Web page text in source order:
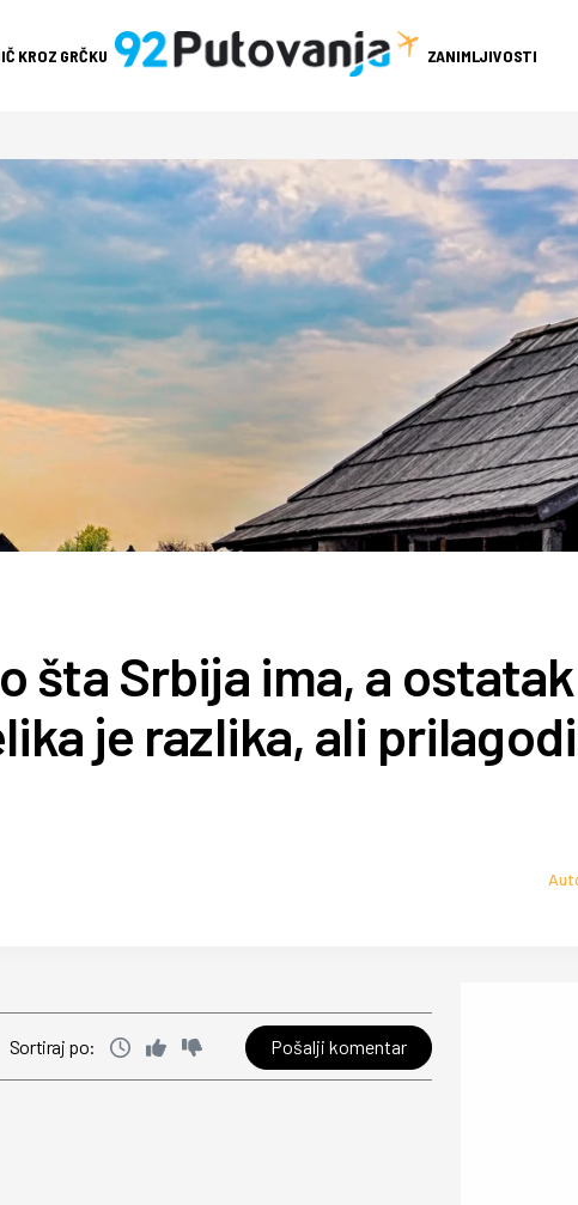
KROZ GRČKU ZANIMLJIVOSTI
šta Srbija ima, a ostatak
je razlika, ali
Sortiraj po: Pošalji komentar